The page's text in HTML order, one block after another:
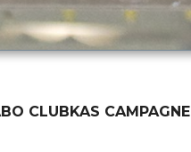
CLUBKAS CAMPAGNE